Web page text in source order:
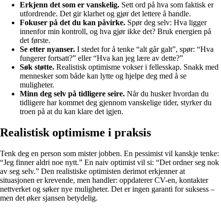
Erkjenn det som er vanskelig. Sett ord på hva som faktisk er
utfordrende. Det gir klarhet og gjør det lettere å handle.
Fokuser på det du kan påvirke. Spør deg selv: Hva ligger
innenfor min kontroll, og hva gjør ikke det? Bruk energien på
det første.
Se etter nyanser. I stedet for å tenke “alt går galt”, spør: “Hva
fungerer fortsatt?” eller “Hva kan jeg lære av dette?”
Søk støtte. Realistisk optimisme vokser i fellesskap. Snakk med
mennesker som både kan lytte og hjelpe deg med å se
muligheter.
Minn deg selv på tidligere seire. Når du husker hvordan du
tidligere har kommet deg gjennom vanskelige tider, styrker du
troen på at du kan klare det igjen.
Realistisk optimisme i praksis
Tenk deg en person som mister jobben. En pessimist vil kanskje tenke:
“Jeg finner aldri noe nytt.” En naiv optimist vil si: “Det ordner seg nok
av seg selv.” Den realistiske optimisten derimot erkjenner at
situasjonen er krevende, men handler: oppdaterer CV-en, kontakter
nettverket og søker nye muligheter. Det er ingen garanti for suksess –
men det øker sjansen betydelig.